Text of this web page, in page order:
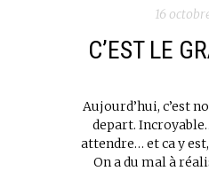
16
C’EST LE
Aujourd’hui, c’est
depart.
attendre… et ca y
On a du mal à